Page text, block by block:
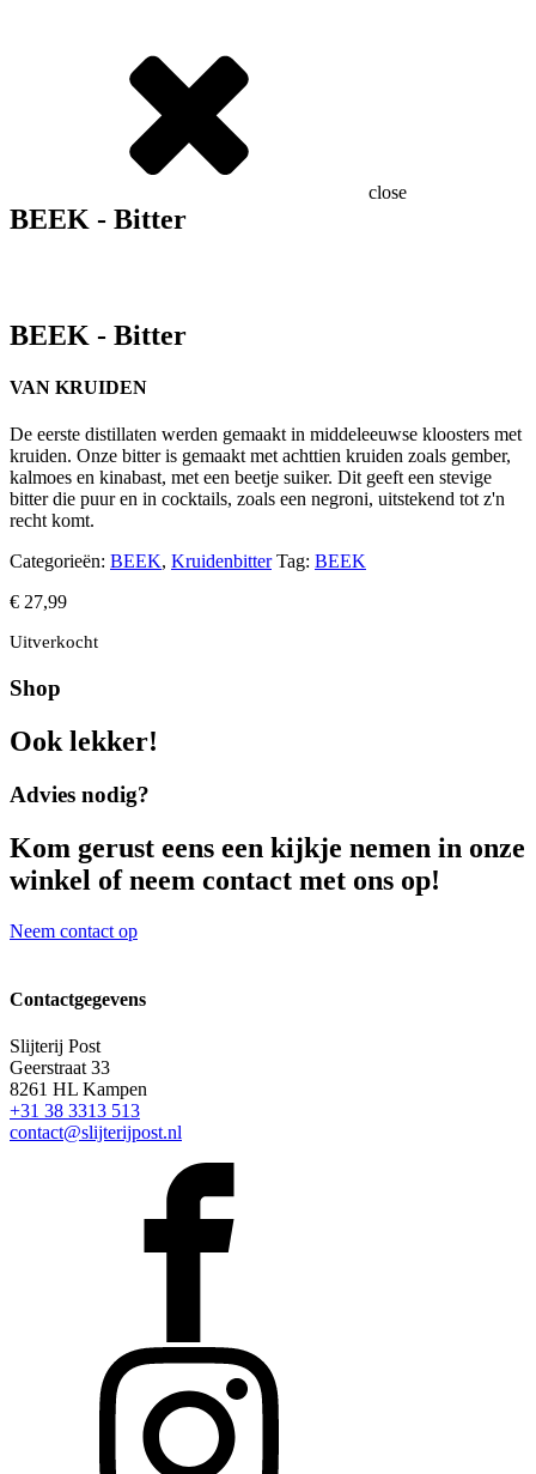
close
BEEK - Bitter
BEEK - Bitter
VAN KRUIDEN
De eerste distillaten werden gemaakt in middeleeuwse kloosters met
kruiden. Onze bitter is gemaakt met achttien kruiden zoals gember,
kalmoes en kinabast, met een beetje suiker. Dit geeft een stevige
bitter die puur en in cocktails, zoals een negroni, uitstekend tot z'n
recht komt.
Categorieën: BEEK, Kruidenbitter Tag: BEEK
€ 27,99
Uitverkocht
Shop
Ook lekker!
Advies nodig?
Kom gerust eens een kijkje nemen in onze
winkel of neem contact met ons op!
Neem contact op
Contactgegevens
Slijterij Post
Geerstraat 33
8261 HL Kampen
+31 38 3313 513
contact@slijterijpost.nl